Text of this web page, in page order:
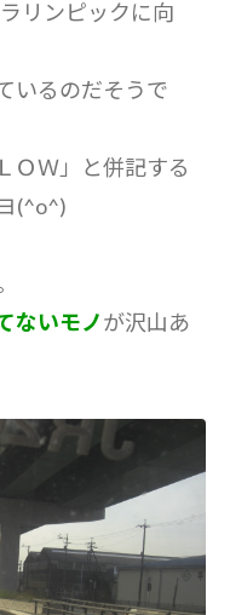
リンピックに向
いるのだそうで
ＯＷ」と併記する
(^o^)
ないモノが沢山あ